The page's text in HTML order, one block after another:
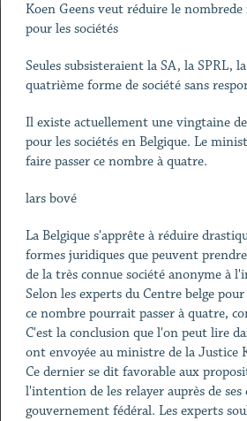
Koen Geens veut réduire le
pour les sociétés
Seules subsisteraient la SA, la SPRL,
quatrième forme de société sans
Il existe actuellement une vingtaine
pour les sociétés en Belgique. Le
faire passer ce nombre à quatre.
lars bové
La Belgique s'apprête à réduire
formes juridiques que peuvent
de la très connue société anonyme à
Selon les experts du Centre belge
ce nombre pourrait passer à quatre,
C'est la conclusion que l'on peut lire
ont envoyée au ministre de la Justice
Ce dernier se dit favorable aux
l'intention de les relayer auprès de ses
gouvernement fédéral. Les experts